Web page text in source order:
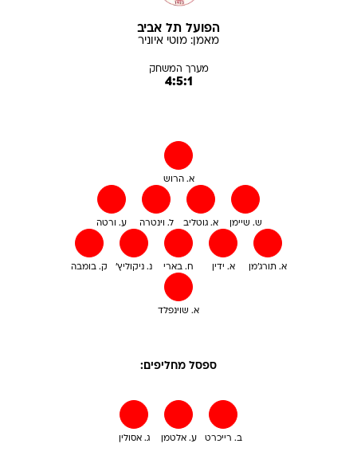
הפועל תל אביב
מאמן: מוטי איוניר
מערך המשחק
4:5:1
א. הרוש
ע. ורטה ל. וינטרה א. גוטליב ש. שיימן
ק. בומבה נ. ניקוליץ' ח. בארי א. ידין א. תורג'מן
א. שוינפלד
ספסל מחליפים:
ג. אסולין ע. אלטמן ב. רייכרט